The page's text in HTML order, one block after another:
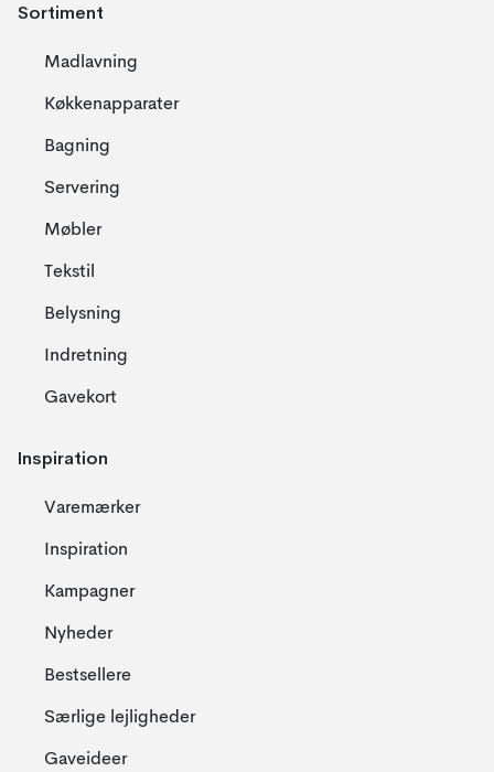
Sortiment
Madlavning
Køkkenapparater
Bagning
Servering
Møbler
Tekstil
Belysning
Indretning
Gavekort
Inspiration
Varemærker
Inspiration
Kampagner
Nyheder
Bestsellere
Særlige lejligheder
Gaveideer